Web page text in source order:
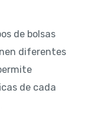
de bolsas
diferentes
de cada